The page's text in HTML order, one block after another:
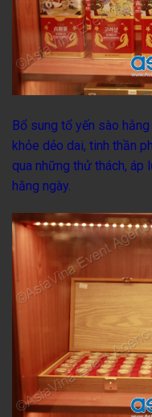
Bổ sung tổ yến sào
khỏe dẻo dai, tinh thần
qua những thử thách, áp
hằng ngày.